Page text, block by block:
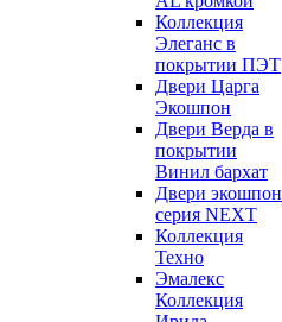
Коллекция
Элеганс в
покрытии ПЭТ
Двери Царга
Экошпон
Двери Верда в
покрытии
Винил бархат
Двери экошпон
серия NEXT
Коллекция
Техно
Эмалекс
Коллекция